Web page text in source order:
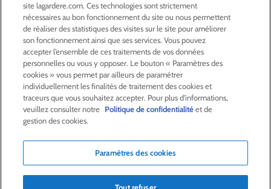
LA RSECHEZ LAGARDÈRE
LA FONDATIONJEAN‑LUC LAGARDÈRE
CENTRE PRESSE
NOUS REJOINDRE
Alerte e-mail
Commande de publication
site lagardere.com. Ces technologies sont strictement
nécessaires au bon fonctionnement du site ou nous permettent
de réaliser des statistiques des visites sur le site pour améliorer
son fonctionnement ainsi que ses services. Vous pouvez
accepter l’ensemble de ces traitements de vos données
personnelles ou vous y opposer. Le bouton « Paramètres des
cookies » vous permet par ailleurs de paramétrer
individuellement les finalités de traitement des cookies et
traceurs que vous souhaitez accepter. Pour plus d'informations,
veuillez consulter notre Politique de confidentialitéet de
gestion des cookies.
Paramètres des cookies